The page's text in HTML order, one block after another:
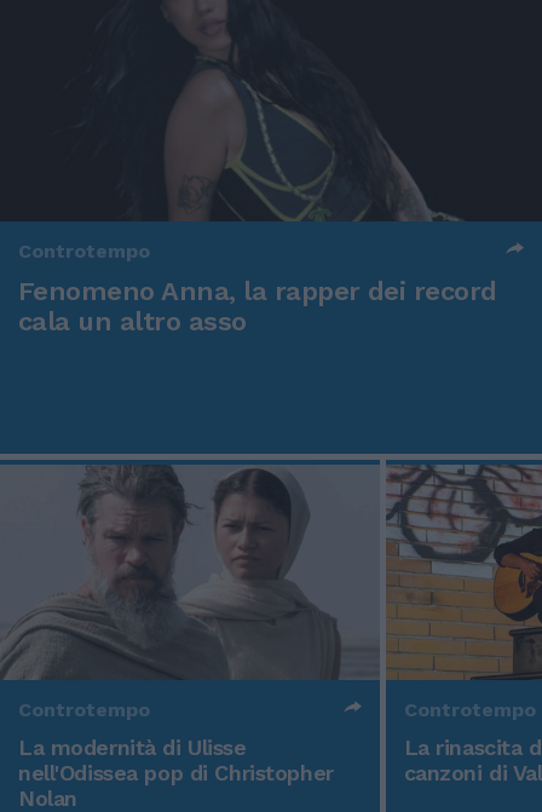
Controtempo
Fenomeno Anna, la rapper dei record
cala un altro asso
Controtempo
La modernità di Ulisse
nell'Odissea pop di Christopher
Nolan
Controtempo
La rinascita
canzoni di